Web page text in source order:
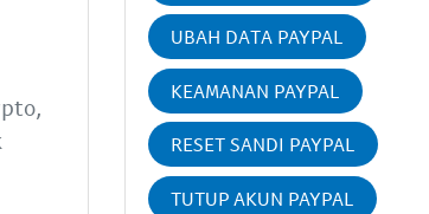
UBAH DATA PAYPAL
KEAMANAN PAYPAL
RESET SANDI PAYPAL
TUTUP AKUN PAYPAL